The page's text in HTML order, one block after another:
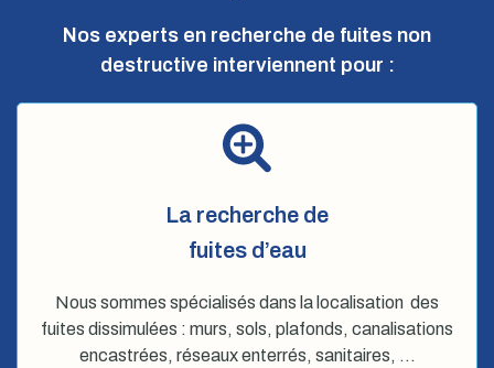
Nos experts en recherche de fuites non
destructive interviennent pour :
La recherche de
fuites d’eau
Nous sommes spécialisés dans la localisation des
fuites dissimulées : murs, sols, plafonds, canalisations
encastrées, réseaux enterrés, sanitaires, …